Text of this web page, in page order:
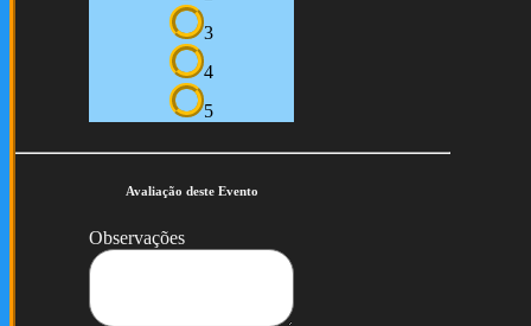
3
4
5
Avaliação deste Evento
Observações